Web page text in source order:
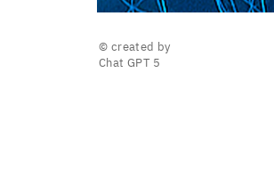
© created by
Chat GPT 5